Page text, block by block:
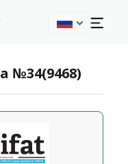
№34(9468)